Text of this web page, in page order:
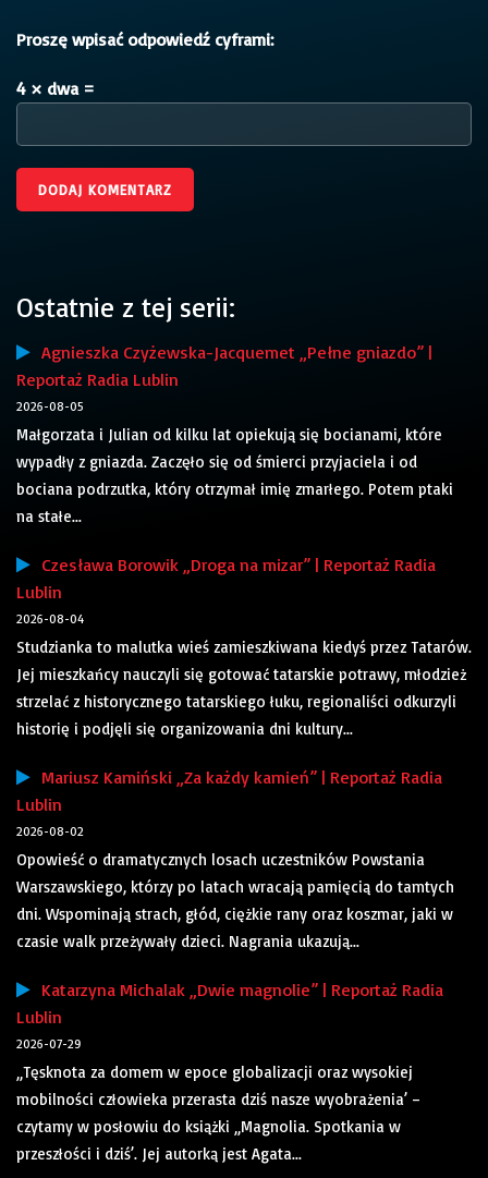
Proszę wpisać odpowiedź cyframi:
4 × dwa =
Ostatnie z tej serii:
Agnieszka Czyżewska-Jacquemet „Pełne gniazdo” |
Reportaż Radia Lublin
2026-08-05
Małgorzata i Julian od kilku lat opiekują się bocianami, które
wypadły z gniazda. Zaczęło się od śmierci przyjaciela i od
bociana podrzutka, który otrzymał imię zmarłego. Potem ptaki
na stałe...
Czesława Borowik „Droga na mizar” | Reportaż Radia
Lublin
2026-08-04
Studzianka to malutka wieś zamieszkiwana kiedyś przez Tatarów.
Jej mieszkańcy nauczyli się gotować tatarskie potrawy, młodzież
strzelać z historycznego tatarskiego łuku, regionaliści odkurzyli
historię i podjęli się organizowania dni kultury...
Mariusz Kamiński „Za każdy kamień” | Reportaż Radia
Lublin
2026-08-02
Opowieść o dramatycznych losach uczestników Powstania
Warszawskiego, którzy po latach wracają pamięcią do tamtych
dni. Wspominają strach, głód, ciężkie rany oraz koszmar, jaki w
czasie walk przeżywały dzieci. Nagrania ukazują...
Katarzyna Michalak „Dwie magnolie” | Reportaż Radia
Lublin
2026-07-29
„Tęsknota za domem w epoce globalizacji oraz wysokiej
mobilności człowieka przerasta dziś nasze wyobrażenia’ –
czytamy w posłowiu do książki „Magnolia. Spotkania w
przeszłości i dziś’. Jej autorką jest Agata...